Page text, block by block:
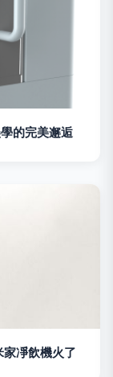
的完美邂逅
凈飲機火了